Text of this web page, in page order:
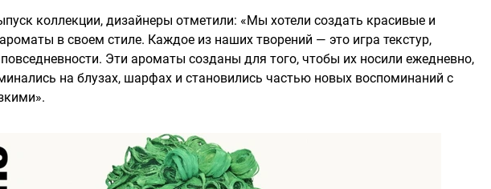
коллекции, дизайнеры отметили: «Мы хотели создать красивые и
в своем стиле. Каждое из наших творений — это игра текстур,
Эти ароматы созданы для того, чтобы их носили ежедневно,
на блузах, шарфах и становились частью новых воспоминаний с